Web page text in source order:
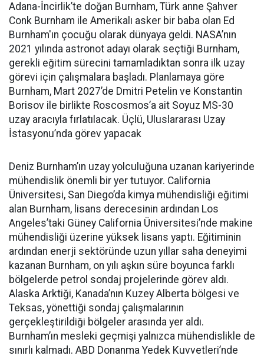
Adana-İncirlik’te doğan Burnham, Türk anne Şahver
Conk Burnham ile Amerikalı asker bir baba olan Ed
Burnham'ın çocuğu olarak dünyaya geldi. NASA’nın
2021 yılında astronot adayı olarak seçtiği Burnham,
gerekli eğitim sürecini tamamladıktan sonra ilk uzay
görevi için çalışmalara başladı. Planlamaya göre
Burnham, Mart 2027’de Dmitri Petelin ve Konstantin
Borisov ile birlikte Roscosmos’a ait Soyuz MS-30
uzay aracıyla fırlatılacak. Üçlü, Uluslararası Uzay
İstasyonu’nda görev yapacak
Deniz Burnham’ın uzay yolculuğuna uzanan kariyerinde
mühendislik önemli bir yer tutuyor. California
Üniversitesi, San Diego’da kimya mühendisliği eğitimi
alan Burnham, lisans derecesinin ardından Los
Angeles’taki Güney California Üniversitesi’nde makine
mühendisliği üzerine yüksek lisans yaptı. Eğitiminin
ardından enerji sektöründe uzun yıllar saha deneyimi
kazanan Burnham, on yılı aşkın süre boyunca farklı
bölgelerde petrol sondaj projelerinde görev aldı.
Alaska Arktiği, Kanada’nın Kuzey Alberta bölgesi ve
Teksas, yönettiği sondaj çalışmalarının
gerçekleştirildiği bölgeler arasında yer aldı.
Burnham’ın mesleki geçmişi yalnızca mühendislikle de
sınırlı kalmadı. ABD Donanma Yedek Kuvvetleri’nde